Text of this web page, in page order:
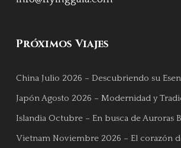
Próximos Viajes
China Julio 2026 – Descubriendo su
Japón Agosto 2026 – Modernidad y
Islandia Octubre – En busca de Auroras
Vietnam Noviembre 2026 – El corazón